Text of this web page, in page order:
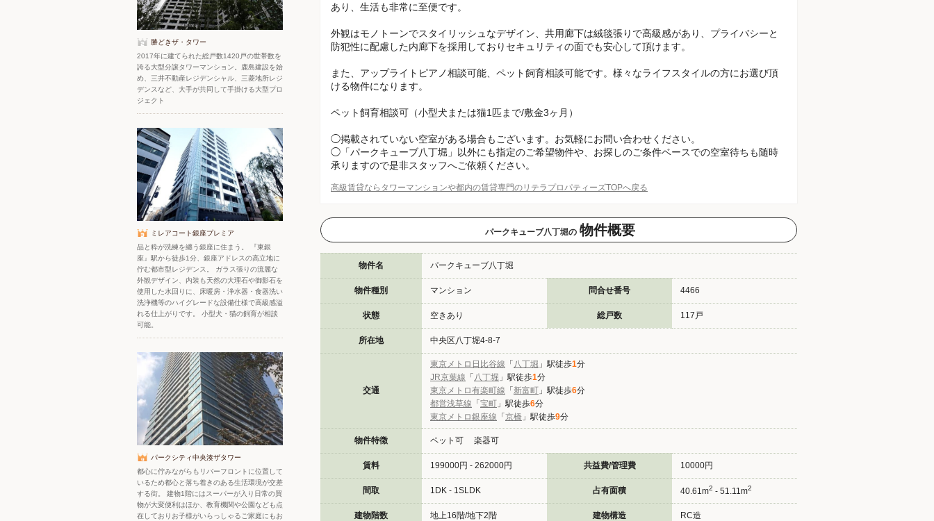
あり、生活も非常に至便です。
外観はモノトーンでスタイリッシュなデザイン、共用廊下は絨毯張りで高級感があり、プライバシーと
防犯性に配慮した内廊下を採用しておりセキュリティの面でも安心して頂けます。
また、アップライトピアノ相談可能、ペット飼育相談可能です。様々なライフスタイルの方にお選び頂
ける物件になります。
ペット飼育相談可（小型犬または猫1匹まで/敷金3ヶ月）
◯掲載されていない空室がある場合もございます。お気軽にお問い合わせください。
◯「パークキューブ八丁堀」以外にも指定のご希望物件や、お探しのご条件ベースでの空室待ちも随時
承りますので是非スタッフへご依頼ください。
高級賃貸ならタワーマンションや都内の賃貸専門のリテラプロパティーズTOPへ戻る
パークキューブ八丁堀の 物件概要
物件名 パークキューブ八丁堀
物件種別 マンション 問合せ番号 4466
状態 空きあり 総戸数 117戸
所在地 中央区八丁堀4-8-7
交通
東京メトロ日比谷線 「 八丁堀 」駅徒歩1分
JR京葉線 「 八丁堀 」駅徒歩1分
東京メトロ有楽町線 「新富町 」駅徒歩6分
都営浅草線 「宝町 」駅徒歩6分
東京メトロ銀座線 「京橋 」駅徒歩9分
物件特徴 ペット可 楽器可
賃料 199000円 - 262000円 共益費/管理費 10000円
間取 1DK - 1SLDK 占有面積 40.61m2 - 51.11m2
建物階数 地上16階/地下2階 建物構造 RC造
勝どきザ・タワー
2017年に建てられた総戸数1420戸の世帯数を
誇る大型分譲タワーマンション。鹿島建設を始
め、三井不動産レジデンシャル、三菱地所レジ
デンスなど、大手が共同して手掛ける大型プロ
ジェクト
ミレアコート銀座プレミア
品と粋が洗練を纏う銀座に住まう。 『東銀
座』駅から徒歩1分、銀座アドレスの高立地に
佇む都市型レジデンス。 ガラス張りの流麗な
外観デザイン、内装も天然の大理石や御影石を
使用した水回りに、床暖房・浄水器・食器洗い
洗浄機等のハイグレードな設備仕様で高級感溢
れる仕上がりです。 小型犬・猫の飼育が相談
可能。
パークシティ中央湊ザタワー
都心に佇みながらもリバーフロントに位置して
いるため都心と落ち着きのある生活環境が交差
する街。 建物1階にはスーパーが入り日常の買
物が大変便利はほか、教育機関や公園なども点
在しておりお子様がいらっしゃるご家庭にもお